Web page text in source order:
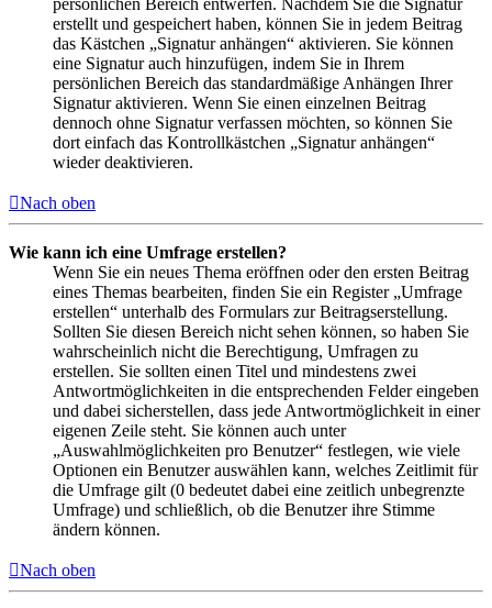
persönlichen Bereich entwerfen. Nachdem Sie die Signatur
erstellt und gespeichert haben, können Sie in jedem Beitrag
das Kästchen „Signatur anhängen“ aktivieren. Sie können
eine Signatur auch hinzufügen, indem Sie in Ihrem
persönlichen Bereich das standardmäßige Anhängen Ihrer
Signatur aktivieren. Wenn Sie einen einzelnen Beitrag
dennoch ohne Signatur verfassen möchten, so können Sie
dort einfach das Kontrollkästchen „Signatur anhängen“
wieder deaktivieren.
Nach oben
Wie kann ich eine Umfrage erstellen?
Wenn Sie ein neues Thema eröffnen oder den ersten Beitrag
eines Themas bearbeiten, finden Sie ein Register „Umfrage
erstellen“ unterhalb des Formulars zur Beitragserstellung.
Sollten Sie diesen Bereich nicht sehen können, so haben Sie
wahrscheinlich nicht die Berechtigung, Umfragen zu
erstellen. Sie sollten einen Titel und mindestens zwei
Antwortmöglichkeiten in die entsprechenden Felder eingeben
und dabei sicherstellen, dass jede Antwortmöglichkeit in einer
eigenen Zeile steht. Sie können auch unter
„Auswahlmöglichkeiten pro Benutzer“ festlegen, wie viele
Optionen ein Benutzer auswählen kann, welches Zeitlimit für
die Umfrage gilt (0 bedeutet dabei eine zeitlich unbegrenzte
Umfrage) und schließlich, ob die Benutzer ihre Stimme
ändern können.
Nach oben